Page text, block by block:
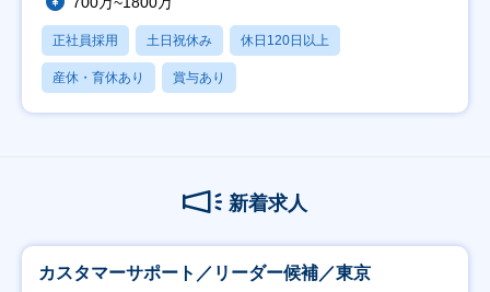
正社員採用 土日祝休み 休日120日以上
産休・育休あり 賞与あり
新着求人
カスタマーサポート／リーダー候補／東京